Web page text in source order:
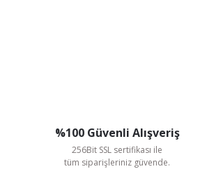
%100 Güvenli Alışveriş
256Bit SSL sertifikası ile
tüm siparişleriniz güvende.